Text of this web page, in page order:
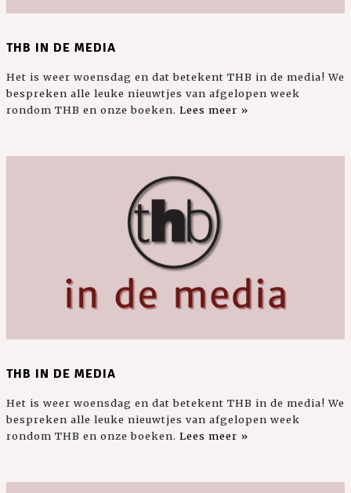
THB IN DE MEDIA
Het is weer woensdag en dat betekent THB in de media! We
bespreken alle leuke nieuwtjes van afgelopen week
rondom THB en onze boeken. Lees meer »
THB IN DE MEDIA
Het is weer woensdag en dat betekent THB in de media! We
bespreken alle leuke nieuwtjes van afgelopen week
rondom THB en onze boeken. Lees meer »